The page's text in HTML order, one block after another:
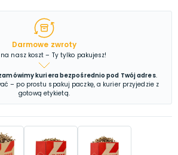
Darmowe zwroty
na nasz koszt – Ty tylko pakujesz!
kuriera bezpośrednio pod Twój adres.
– po prostu spakuj paczkę, a kurier przyjedzie z
gotową etykietą.